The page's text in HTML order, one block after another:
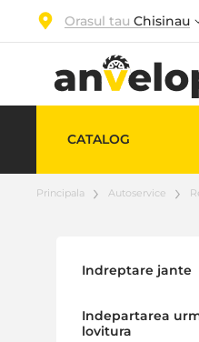
Orasul tau Chisinau
CATALOG
Principala Autoservice
Indreptare jante
Indepartarea
lovitura